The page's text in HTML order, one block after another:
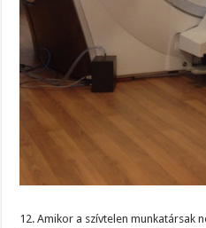
12. Amikor a szívtelen munkatársak